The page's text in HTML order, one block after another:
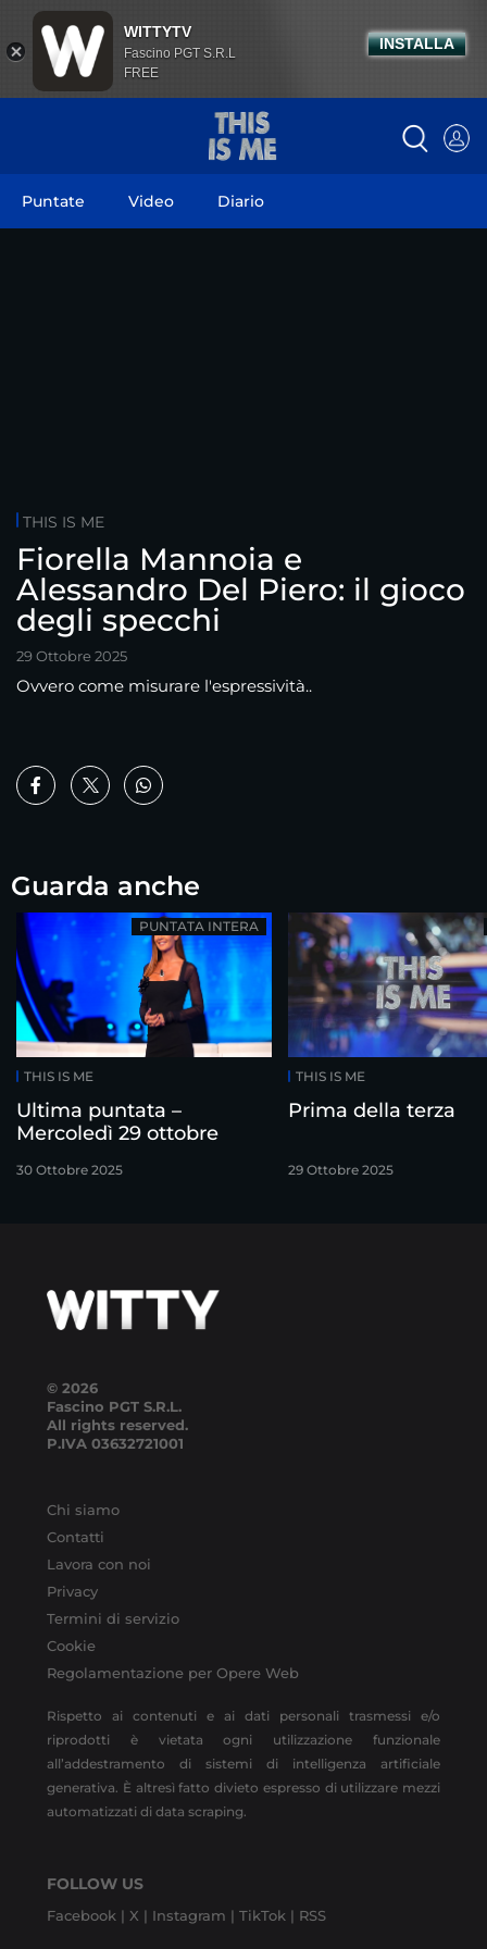
Puntate Video Diario
THIS IS ME
Fiorella Mannoia e
Alessandro Del Piero: il gioco
degli specchi
29 Ottobre 2025
Ovvero come misurare l'espressività..
Guarda anche
THIS IS ME
Ultima puntata –
Mercoledì 29 ottobre
30 Ottobre 2025
PUNTATA INTERA
THIS IS ME
Prima della terza
29 Ottobre 2025
© 2026
Fascino PGT S.R.L.
All rights reserved.
P.IVA 03632721001
Chi siamo
Contatti
Lavora con noi
Privacy
Termini di servizio
Cookie
Regolamentazione per Opere Web
Rispetto ai contenuti e ai dati personali trasmessi e/o
riprodotti è vietata ogni utilizzazione funzionale
all’addestramento di sistemi di intelligenza artificiale
generativa. È altresì fatto divieto espresso di utilizzare mezzi
automatizzati di data scraping.
FOLLOW US
Facebook | X | Instagram | TikTok | RSS
WITTYTV
Fascino PGT S.R.L
FREE
INSTALLA